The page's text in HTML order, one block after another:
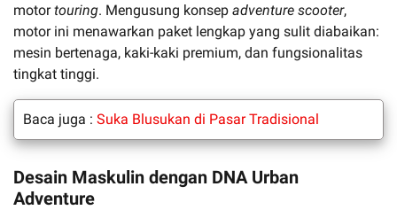
motortouring. Mengusung konsep adventure scooter,
motor ini menawarkan paket lengkap yang sulit diabaikan:
mesin bertenaga, kaki-kaki premium, dan fungsionalitas
tingkat tinggi.
Baca juga : Suka Blusukan di Pasar Tradisional
Desain Maskulin dengan DNA Urban
Adventure